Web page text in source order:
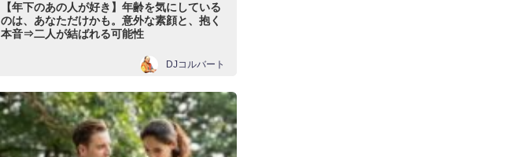
【年下のあの人が好き】年齢を気にしている
のは、あなただけかも。意外な素顔と、抱く
本音⇒二人が結ばれる可能性
DJコルバート